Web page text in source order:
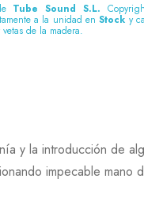
Tube Sound S.L.
a la unidad enStock y
de la madera.
y la introducción de
impecable mano